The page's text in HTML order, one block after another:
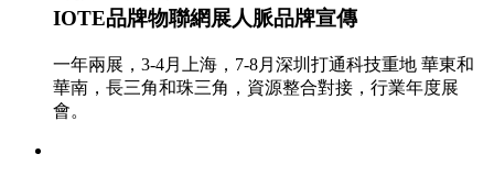
IOTE品牌物聯網展人脈品牌宣傳
一年兩展，3-4月上海，7-8月深圳打通科技重地 華東和
華南，長三角和珠三角，資源整合對接，行業年度展
會。